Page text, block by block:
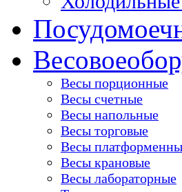
Весовое
Весы порционные
Весы счетные
Весы напольные
Весы торговые
Весы
Весы крановые
Весы лабораторные